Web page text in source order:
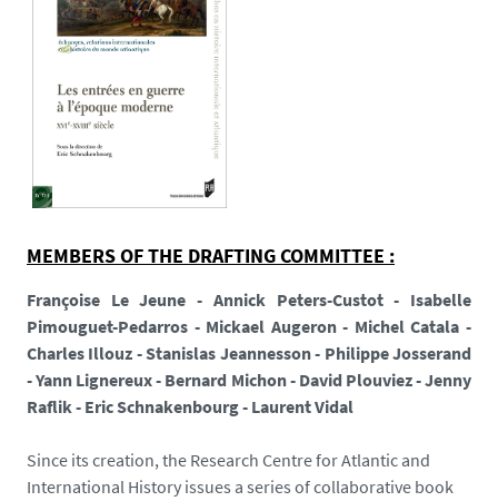
MEMBERS OF THE DRAFTING COMMITTEE :
Françoise Le Jeune - Annick Peters-Custot - Isabelle
Pimouguet-Pedarros - Mickael Augeron - Michel Catala -
Charles Illouz - Stanislas Jeannesson - Philippe Josserand
- Yann Lignereux - Bernard Michon - David Plouviez - Jenny
Raflik - Eric Schnakenbourg - Laurent Vidal
Since its creation, the Research Centre for Atlantic and
International History issues a series of collaborative book